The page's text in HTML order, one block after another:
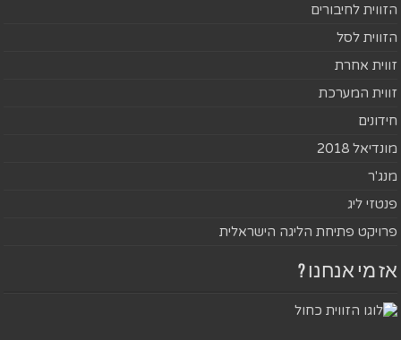
הזווית לחיבורים
הזווית לסל
זווית אחרת
זווית המערכת
חידונים
מונדיאל 2018
מנג'ר
פנטזי ליג
פרויקט פתיחת הליגה הישראלית
אז מי אנחנו ?